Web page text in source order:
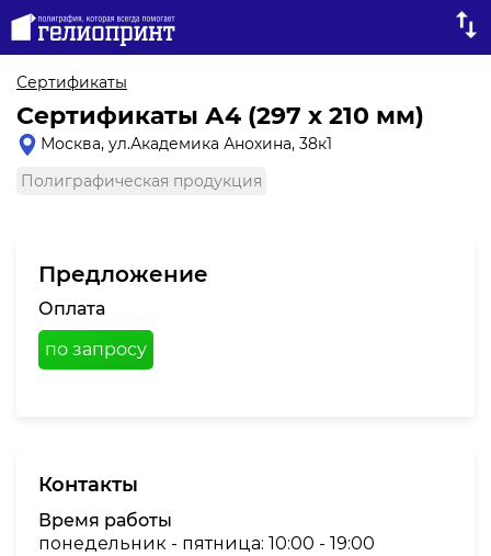
Сертификаты
Сертификаты А4 (297 x 210 мм)
Москва, ул.Академика Анохина, 38к1
Полиграфическая продукция
Предложение
Оплата
по запросу
Контакты
Время работы
понедельник - пятница: 10:00 - 19:00